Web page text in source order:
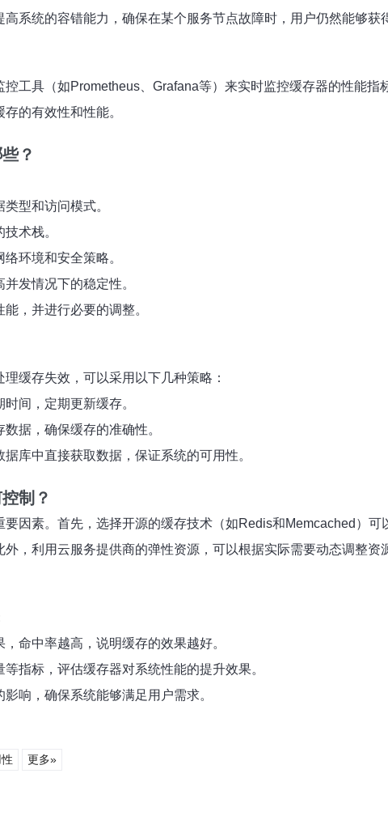
系统的容错能力，确保在某个服务节点故障时，用户仍然能够获
工具（如Prometheus、Grafana等）来实时监控缓存器的性能指
的有效性和性能。
？
型和访问模式。
术栈。
环境和安全策略。
发情况下的稳定性。
，并进行必要的调整。
缓存失效，可以采用以下几种策略：
间，定期更新缓存。
据，确保缓存的准确性。
库中直接获取数据，保证系统的可用性。
制？
因素。首先，选择开源的缓存技术（如Redis和Memcached）
，利用云服务提供商的弹性资源，可以根据实际需要动态调整资
命中率越高，说明缓存的效果越好。
指标，评估缓存器对系统性能的提升效果。
响，确保系统能够满足用户需求。
更多»